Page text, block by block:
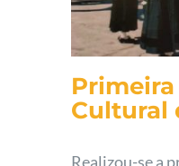
Cultural
Realizou-se a